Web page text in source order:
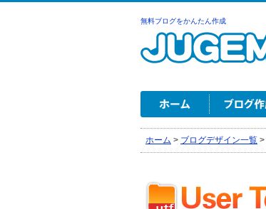
無料ブログをかんたん作成
ホーム > ブログデザイン一覧 >